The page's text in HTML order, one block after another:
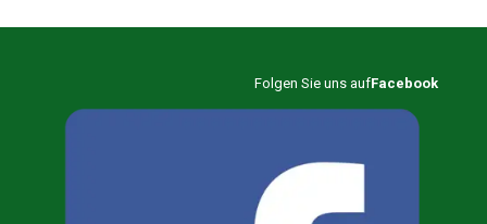
Folgen Sie uns aufFacebook